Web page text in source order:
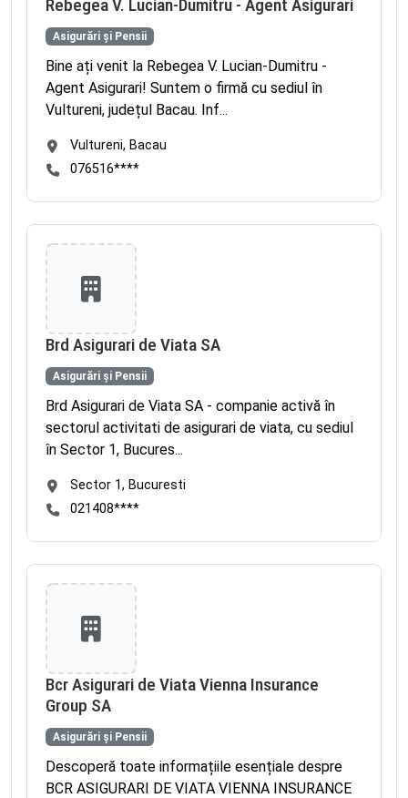
Rebegea V. Lucian-Dumitru - Agent Asigurari
Asigurări și Pensii
Bine ați venit la Rebegea V. Lucian-Dumitru -
Agent Asigurari! Suntem o firmă cu sediul în
Vultureni, județul Bacau. Inf...
Vultureni, Bacau
076516****
Brd Asigurari de Viata SA
Asigurări și Pensii
Brd Asigurari de Viata SA - companie activă în
sectorul activitati de asigurari de viata, cu sediul
în Sector 1, Bucures...
Sector 1, Bucuresti
021408****
Bcr Asigurari de Viata Vienna Insurance
Group SA
Asigurări și Pensii
Descoperă toate informațiile esențiale despre
BCR ASIGURARI DE VIATA VIENNA INSURANCE